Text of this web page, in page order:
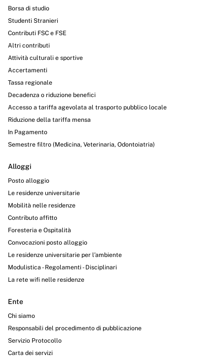
Interventi straordinari e di emergenza
Attuazione misure PNRR
Amministrazione trasparente
Borsa di studio
Studenti Stranieri
Contributi FSC e FSE
Altri contributi
Attività culturali e sportive
Accertamenti
Tassa regionale
Decadenza o riduzione benefici
Accesso a tariffa agevolata al trasporto pubblico locale
Riduzione della tariffa mensa
In Pagamento
Semestre filtro (Medicina, Veterinaria, Odontoiatria)
Alloggi
Posto alloggio
Le residenze universitarie
Mobilità nelle residenze
Contributo affitto
Foresteria e Ospitalità
Convocazioni posto alloggio
Le residenze universitarie per l’ambiente
Modulistica - Regolamenti - Disciplinari
La rete wifi nelle residenze
Ente
Chi siamo
Responsabili del procedimento di pubblicazione
Servizio Protocollo
Carta dei servizi